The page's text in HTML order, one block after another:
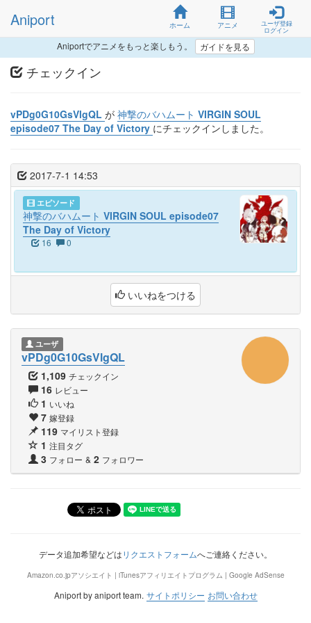
Aniport ホーム アニメ
ユーザ登録
ログイン
Aniportでアニメをもっと楽しもう。 ガイドを見る
チェックイン
vPDg0G10GsVlgQL が 神撃のバハムート VIRGIN SOUL
episode07 The Day of Victory にチェックインしました。
2017-7-1 14:53
エピソード
神撃のバハムート VIRGIN SOUL episode07
The Day of Victory
16 0
いいねをつける
ユーザ
vPDg0G10GsVlgQL
1,109 チェックイン
16 レビュー
1 いいね
7 嫁登録
119 マイリスト登録
1 注目タグ
3 フォロー & 2 フォロワー
データ追加希望などはリクエストフォームへご連絡ください。
Amazon.co.jpアソシエイト | iTunesアフィリエイトプログラム | Google AdSense
Aniport by aniport team. サイトポリシー お問い合わせ